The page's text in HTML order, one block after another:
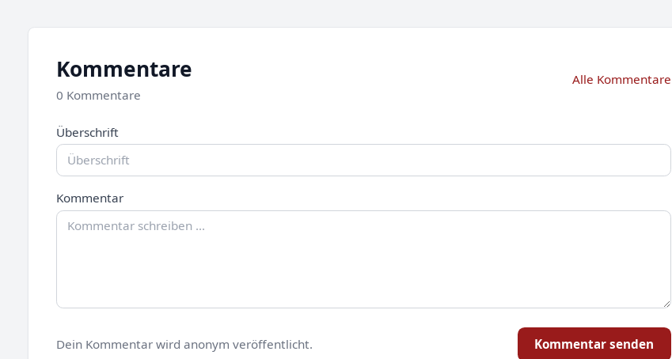
Kommentare
0 Kommentare
Alle Kommentare
Überschrift
Kommentar
Dein Kommentar wird anonym veröffentlicht. Kommentar senden